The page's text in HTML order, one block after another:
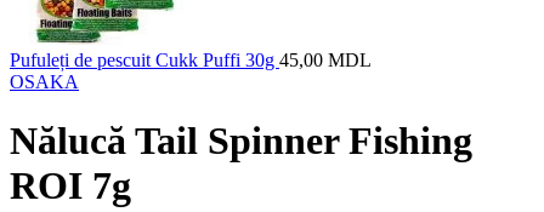
Pufuleți de pescuit Cukk Puffi 30g 45,00 MDL
OSAKA
Nălucă Tail Spinner Fishing
ROI 7g